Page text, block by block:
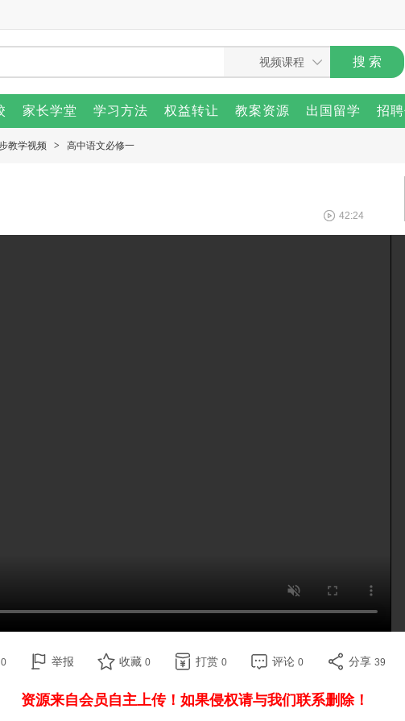
家长学堂 学习方法 权益转让 教案资源 出国留学 招
教学视频 > 高中语文必修一
42:24
0 举报 收藏 0 打赏 0 评论 0 分享 39
源来自会员自主上传！如果侵权请与我们联系删除！